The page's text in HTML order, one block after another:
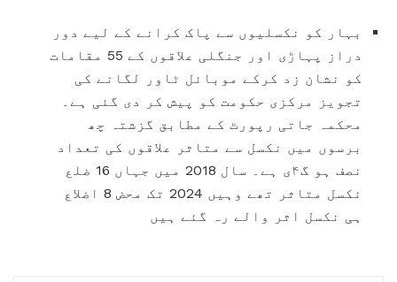
بہار کو نکسلیوں سے پاک کرانے کے لیے دور
دراز پہاڑی اور جنگلی علاقوں کے 55 مقامات
کو نشان زد کرکے موبائل ٹاور لگانے کی
تجویز مرکزی حکومت کو پیش کر دی گئی ہے۔
محکمہ جاتی رپورٹ کے مطابق گزشتہ چھ
برسوں میں نکسل سے متاثر علاقوں کی تعداد
نصف ہو گ۴ی ہے۔ سال 2018 میں جہاں 16 ضلع
نکسل متاثر تھے وہیں 2024 تک محض 8 اضلاع
ہی نکسل اثر والے رہ گئے ہیں